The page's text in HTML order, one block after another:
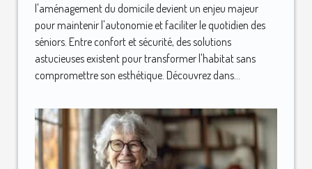
l'aménagement du domicile devient un enjeu majeur
pour maintenir l'autonomie et faciliter le quotidien des
séniors. Entre confort et sécurité, des solutions
astucieuses existent pour transformer l'habitat sans
compromettre son esthétique. Découvrez dans...